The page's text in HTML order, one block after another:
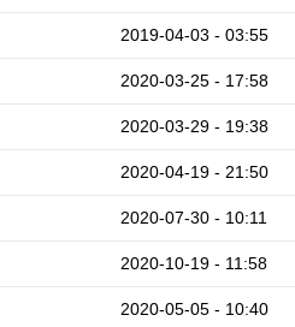
2019-04-03 - 03:55
2020-03-25 - 17:58
2020-03-29 - 19:38
2020-04-19 - 21:50
2020-07-30 - 10:11
2020-10-19 - 11:58
2020-05-05 - 10:40